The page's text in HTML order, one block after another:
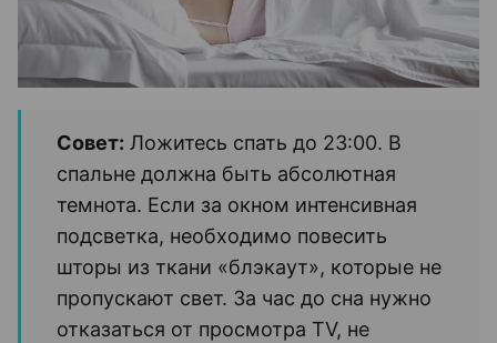
Совет: Ложитесь спать до 23:00. В
спальне должна быть абсолютная
темнота. Если за окном интенсивная
подсветка, необходимо повесить
шторы из ткани «блэкаут», которые не
пропускают свет. За час до сна нужно
отказаться от просмотра TV, не